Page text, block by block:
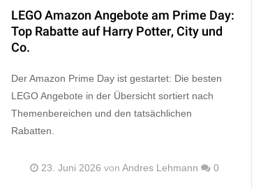
LEGO Amazon Angebote am Prime Day:
Top Rabatte auf Harry Potter, City und
Co.
Der Amazon Prime Day ist gestartet: Die besten
LEGO Angebote in der Übersicht sortiert nach
Themenbereichen und den tatsächlichen
Rabatten.
23. Juni 2026 von Andres Lehmann 0